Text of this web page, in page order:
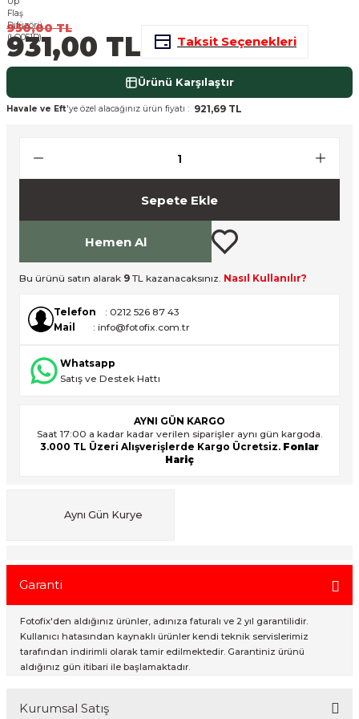
Cihazları
Işık Setleri
950,00 TL
931,00 TL Taksit Seçenekleri
Ürünü Karşılaştır
Havale ve Eft'ye özel alacağınız ürün fiyatı : 921,69 TL
Sepete Ekle
Hemen Al
Bu ürünü satın alarak 9 TL kazanacaksınız. Nasıl Kullanılır?
Telefon
: 0212 526 87 43
Mail
: info@fotofix.com.tr
Whatsapp
Satış ve Destek Hattı
AYNI GÜN KARGO
Saat 17:00 a kadar kadar verilen siparişler aynı gün kargoda.
3.000 TL Üzeri Alışverişlerde Kargo Ücretsiz. Fonlar
Hariç
Aynı Gün Kurye
Garanti
Fotofix'den aldığınız ürünler, adınıza faturalı ve 2 yıl garantilidir.
Kullanıcı hatasından kaynaklı ürünler kendi teknik servislerimiz
tarafından indirimli olarak tamir edilmektedir. Garantiniz ürünü
aldığınız gün itibari ile başlamaktadır.
Kurumsal Satış